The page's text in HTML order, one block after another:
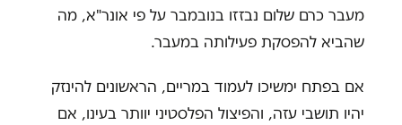
מעבר כרם שלום נבזזו בנובמבר על פי אונר"א, מה
שהביא להפסקת פעילותה במעבר.
אם בפתח ימשיכו לעמוד במריים, הראשונים להינזק
יהיו תושבי עזה, והפיצול הפלסטיני יוותר בעינו, אם